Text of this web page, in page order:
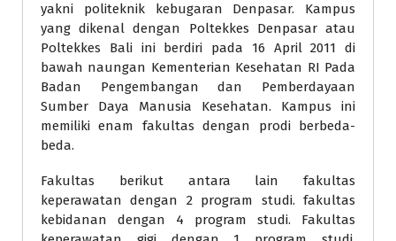
yakni politeknik kebugaran Denpasar. Kampus
yang dikenal dengan Poltekkes Denpasar atau
Poltekkes Bali ini berdiri pada 16 April 2011 di
bawah naungan Kementerian Kesehatan RI Pada
Badan Pengembangan dan Pemberdayaan
Sumber Daya Manusia Kesehatan. Kampus ini
memiliki enam fakultas dengan prodi berbeda-
beda.
Fakultas berikut antara lain fakultas
keperawatan dengan 2 program studi. fakultas
kebidanan dengan 4 program studi. Fakultas